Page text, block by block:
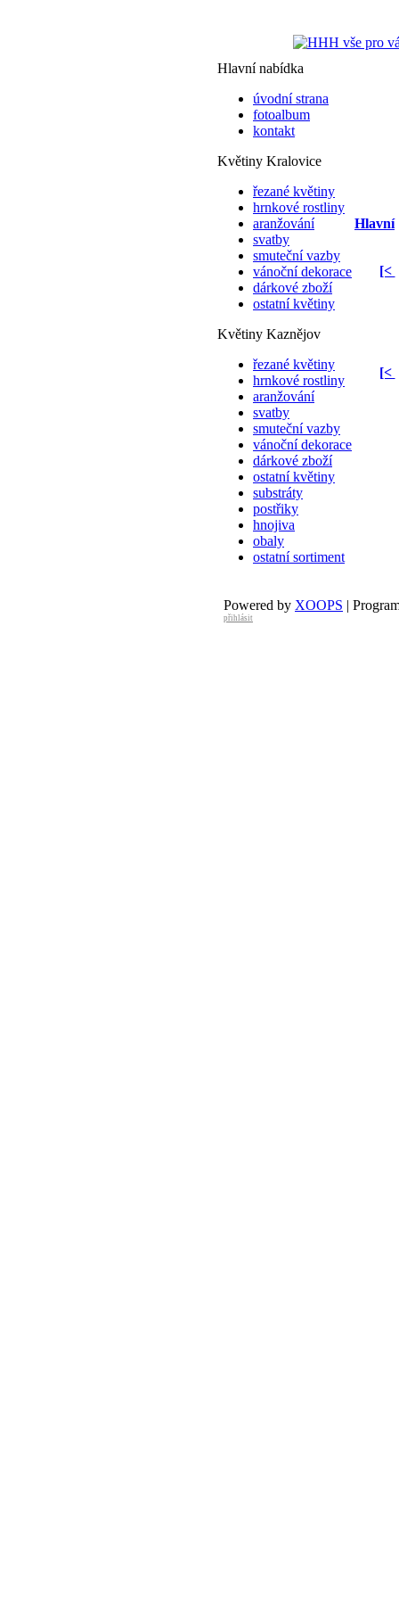
Hlavní nabídka
úvodní strana
fotoalbum
kontakt
Květiny Kralovice
řezané květiny
hrnkové rostliny
aranžování
svatby
smuteční vazby
vánoční dekorace
dárkové zboží
ostatní květiny
Květiny Kaznějov
řezané květiny
hrnkové rostliny
aranžování
svatby
smuteční vazby
vánoční dekorace
dárkové zboží
ostatní květiny
substráty
postřiky
hnojiva
obaly
ostatní sortiment
Hlavní
[<
[<
Powered by XOOPS |
přihlásit